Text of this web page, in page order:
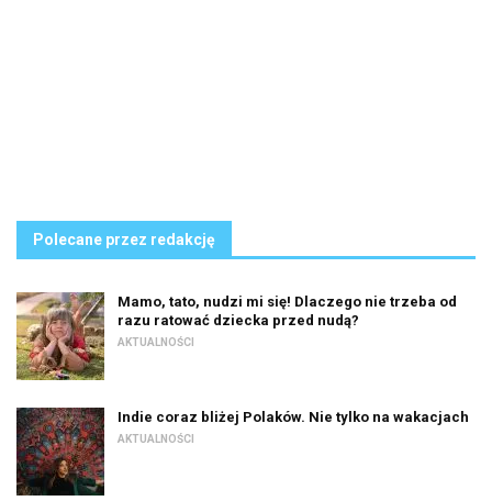
Polecane przez redakcję
Mamo, tato, nudzi mi się! Dlaczego nie trzeba od
razu ratować dziecka przed nudą?
AKTUALNOŚCI
Indie coraz bliżej Polaków. Nie tylko na wakacjach
AKTUALNOŚCI